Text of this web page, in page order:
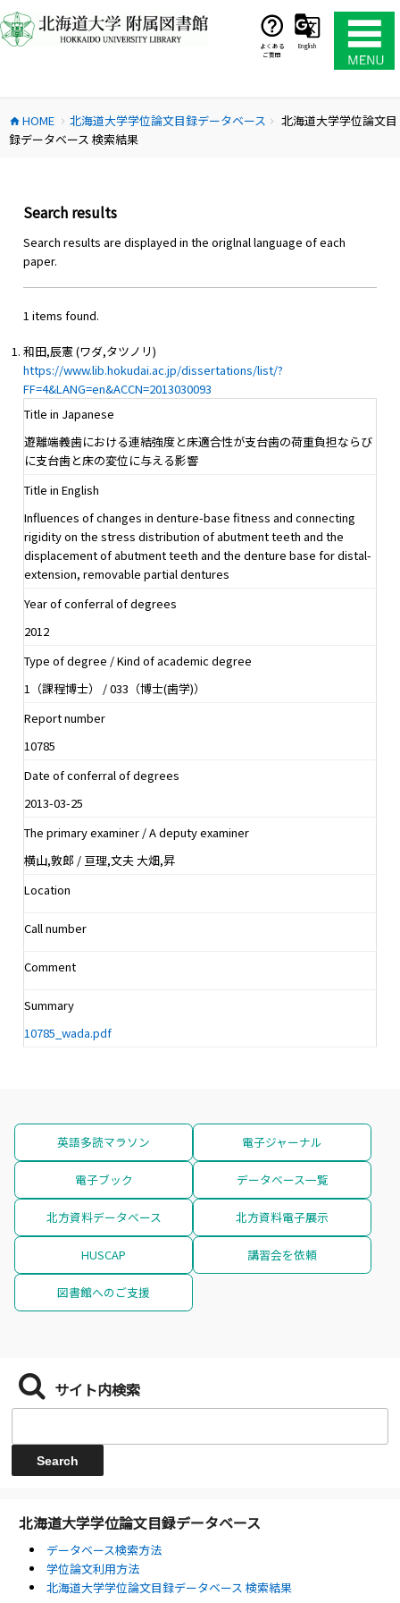
ン
テ
ス
キ
よくある
ご質問
English
home HOME chevron_right 北海道大学学位論文目録データベース chevron_right
北海道大学学位論文目
録データベース 検索結果
Search results
Search results are displayed in the origlnal language of each
paper.
1 items found.
和田,辰憲 (ワダ,タツノリ)
https://www.lib.hokudai.ac.jp/dissertations/list/?
FF=4&LANG=en&ACCN=2013030093
Title in Japanese
遊離端義歯における連結強度と床適合性が支台歯の荷重負担ならび
に支台歯と床の変位に与える影響
Title in English
Influences of changes in denture-base fitness and connecting
rigidity on the stress distribution of abutment teeth and the
displacement of abutment teeth and the denture base for distal-
extension, removable partial dentures
Year of conferral of degrees
2012
Type of degree / Kind of academic degree
1（課程博士） / 033（博士(歯学)）
Report number
10785
Date of conferral of degrees
2013-03-25
The primary examiner / A deputy examiner
横山,敦郎 / 亘理,文夫 大畑,昇
Location
Call number
Comment
Summary
10785_wada.pdf
英語多読マラソン 電子ジャーナル
電子ブック データベース一覧
北方資料データベース 北方資料電子展示
HUSCAP 講習会を依頼
図書館へのご支援
サイト内検索
北海道大学学位論文目録データベース
データベース検索方法
学位論文利用方法
北海道大学学位論文目録データベース 検索結果